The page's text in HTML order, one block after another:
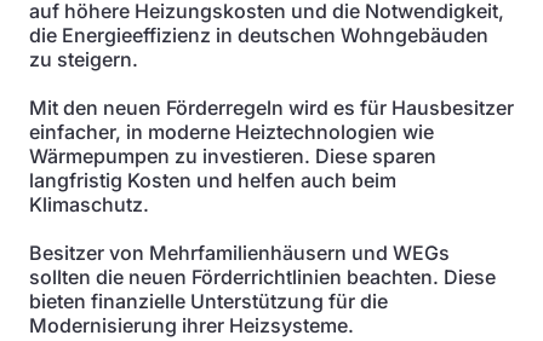
auf höhere Heizungskosten und die Notwendigkeit,
die Energieeffizienz in deutschen Wohngebäuden
zu steigern.
Mit den neuen Förderregeln wird es für Hausbesitzer
einfacher, in moderne Heiztechnologien wie
Wärmepumpen zu investieren. Diese sparen
langfristig Kosten und helfen auch beim
Klimaschutz.
Besitzer von Mehrfamilienhäusern und WEGs
sollten die neuen Förderrichtlinien beachten. Diese
bieten finanzielle Unterstützung für die
Modernisierung ihrer Heizsysteme.